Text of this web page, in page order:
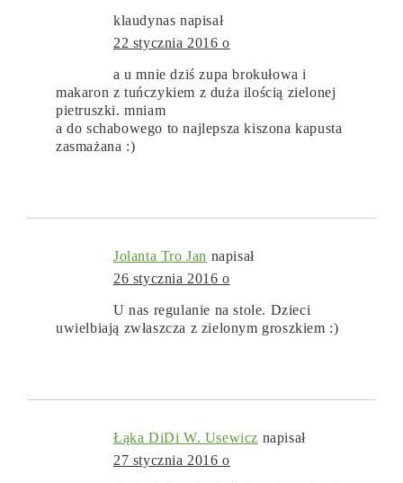
klaudynas napisał
22 stycznia 2016 o
a u mnie dziś zupa brokułowa i
makaron z tuńczykiem z duża ilością zielonej
pietruszki. mniam
a do schabowego to najlepsza kiszona kapusta
zasmażana :)
Jolanta Tro Jan napisał
26 stycznia 2016 o
U nas regulanie na stole. Dzieci
uwielbiają zwłaszcza z zielonym groszkiem :)
Łąka DiDi W. Usewicz napisał
27 stycznia 2016 o